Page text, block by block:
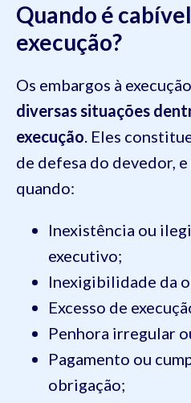
Quando é
execução?
Os embargos à
diversas situações
execução. Eles
de defesa do devedor,
quando:
Inexistência ou
executivo;
Inexigibilidade da
Excesso de
Penhora irregular
Pagamento ou
obrigação;